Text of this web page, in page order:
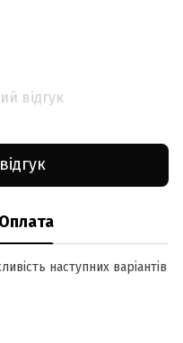
відгук
Оплата
наступних варіантів